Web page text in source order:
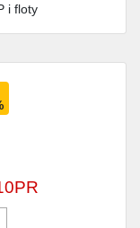
i floty